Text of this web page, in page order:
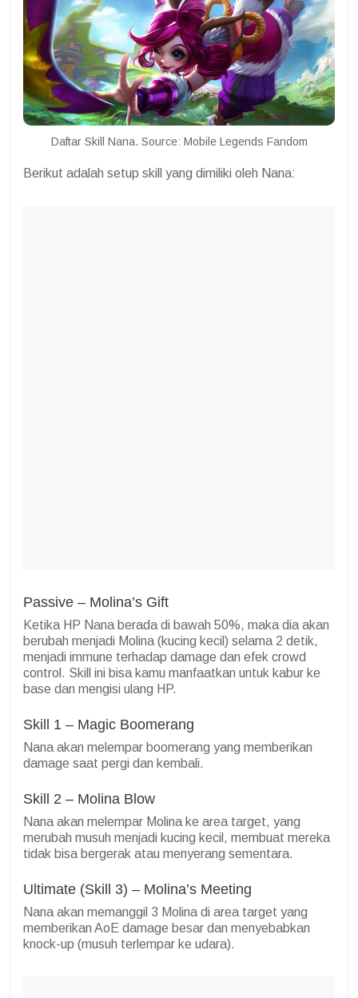
Daftar Skill Nana. Source: Mobile Legends Fandom
Berikut adalah setup skill yang dimiliki oleh Nana:
Passive – Molina’s Gift
Ketika HP Nana berada di bawah 50%, maka dia akan
berubah menjadi Molina (kucing kecil) selama 2 detik,
menjadi immune terhadap damage dan efek crowd
control. Skill ini bisa kamu manfaatkan untuk kabur ke
base dan mengisi ulang HP.
Skill 1 – Magic Boomerang
Nana akan melempar boomerang yang memberikan
damage saat pergi dan kembali.
Skill 2 – Molina Blow
Nana akan melempar Molina ke area target, yang
merubah musuh menjadi kucing kecil, membuat mereka
tidak bisa bergerak atau menyerang sementara.
Ultimate (Skill 3) – Molina’s Meeting
Nana akan memanggil 3 Molina di area target yang
memberikan AoE damage besar dan menyebabkan
knock-up (musuh terlempar ke udara).